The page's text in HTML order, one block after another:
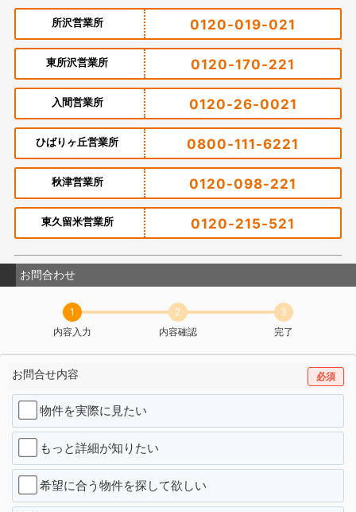
所沢営業所 0120-019-021
東所沢営業所 0120-170-221
入間営業所 0120-26-0021
ひばりヶ丘営業所 0800-111-6221
秋津営業所 0120-098-221
東久留米営業所 0120-215-521
お問合わせ
1
内容入力
2
内容確認
3
完了
お問合せ内容 必須
物件を実際に見たい
もっと詳細が知りたい
希望に合う物件を探して欲しい